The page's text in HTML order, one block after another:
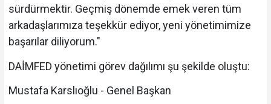
sürdürmektir. Geçmiş dönemde emek veren tüm
arkadaşlarımıza teşekkür ediyor, yeni yönetimimize
başarılar diliyorum."
DAİMFED yönetimi görev dağılımı şu şekilde oluştu:
Mustafa Karslıoğlu - Genel Başkan